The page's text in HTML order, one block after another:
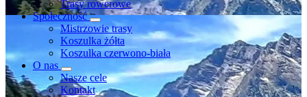
Trasy rowerowe
Społeczność
Mistrzowie trasy
Koszulka żółta
Koszulka czerwono-biała
O nas
Nasze cele
Kontakt